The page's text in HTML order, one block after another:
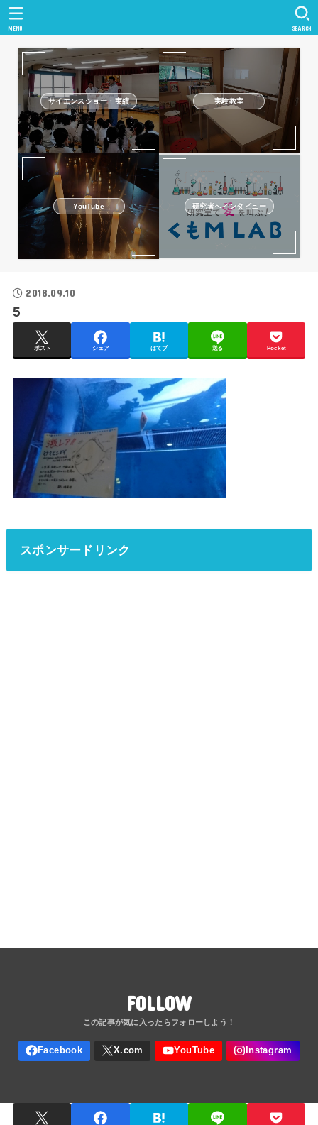
SEARCH
MENU
サイエンスショー・実績 実験教室
YouTube 研究者へインタビュー
2018.09.10
5
ポスト シェア はてブ 送る Pocket
スポンサードリンク
FOLLOW